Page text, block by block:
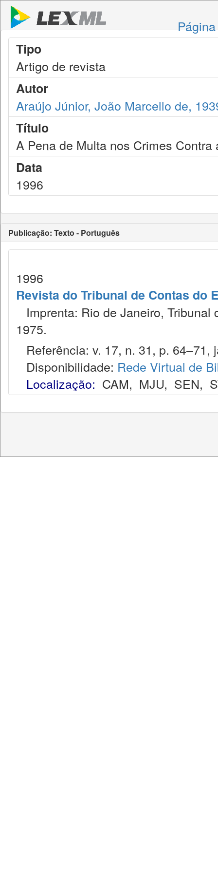
Tipo
Artigo de revista
Autor
Araújo Júnior, João Marcello de,
Título
A Pena de Multa nos Crimes
Data
1996
Publicação: Texto - Português
1996
Revista do Tribunal de Contas do
Imprenta: Rio de Janeiro,
1975.
Referência: v. 17, n. 31, p. 64–71,
Disponibilidade: Rede Virtual de
Localização: CAM, MJU, SEN,